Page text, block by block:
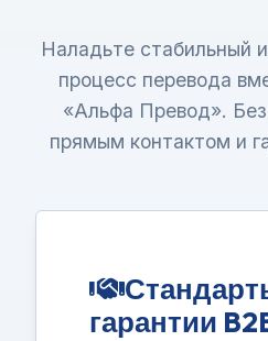
Наладьте стабильный
процесс перевода
«Альфа Превод».
прямым контактом и
гарантии